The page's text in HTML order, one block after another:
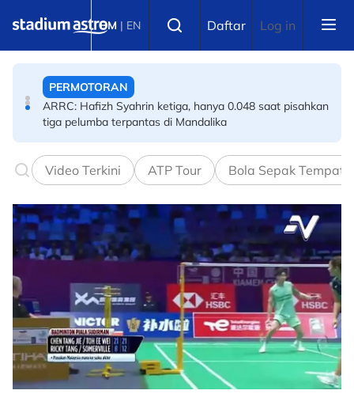
BM | EN Daftar Log in
ARRC: Hafizh Syahrin ketiga, hanya 0.048 saat pisahkan
ANGKAT BERAT
Angkat berat rayu dipertandingkan dalam MSSM
Video Terkini ATP Tour Bola Sepak